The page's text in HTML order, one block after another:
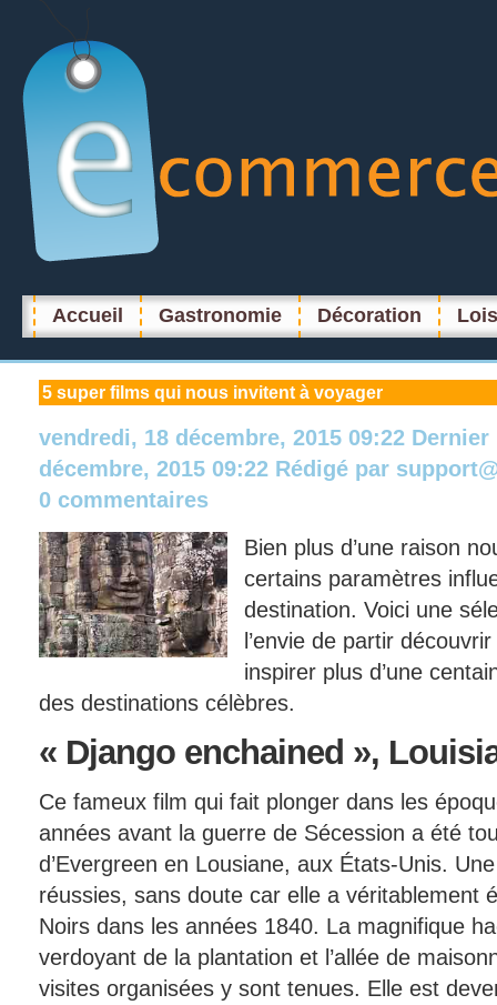
Accueil Gastronomie Décoration
5 super films qui nous invitent à voyager
vendredi, 18 décembre, 2015 09:22
décembre, 2015 09:22 Rédigé par
0 commentaires
Bien plus d’une raison
certains paramètres
destination. Voici une
l’envie de partir
inspirer plus d’une
des destinations célèbres.
« Django enchained »,
Ce fameux film qui fait plonger dans les
années avant la guerre de Sécession a été
d’Evergreen en Lousiane, aux États-Unis.
réussies, sans doute car elle a véritablement
Noirs dans les années 1840. La magnifique
verdoyant de la plantation et l’allée de
visites organisées y sont tenues. Elle est